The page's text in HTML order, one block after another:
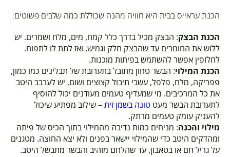
הכנת עראייס בבית היא חוויה מהנה שכוללת כמה שלבים פשוטים:
הכנת הבצק: הבצק מכיל בדרך כלל קמח, מים, מלח ושמרים. יש
ללוש את החומרים עד שהבצק חלק וגמיש, ואז לתת לו לתפוח.
לחלופין אפשר להשתמש בפיתות מוכנות.
הכנת המילוי: הבשר טחון מתובל בתערובת של תבלינים כמו כמון,
פפריקה, מלח, פלפל, עשבי תיבול קצוצים ושום. יש לערבב היטב
את כל המרכיבים. מי שמעדיף טעמים מעודנים יכול להוסיף
לתערובת הבשר מעט טונה בשמן זית– שילוב מפתיע שיכול
להעניק עומק טעמים מרתק.
מילוי והכנה: מניחים כמות נדיבה מהמילוי בתוך הכיס של פיתה
ומהדקים היטב כדי שהמילוי יישאר בפנים ולא יצא החוצה. מטגנים
על גריל חם או בטאבון, עד שהלחם מזהיב והבשר מתבשל היטב.